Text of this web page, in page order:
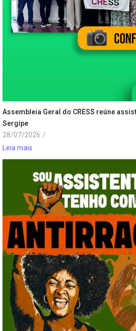
Assembleia Geral do CRESS reúne
Sergipe
28/07/2026 /
Leia mais